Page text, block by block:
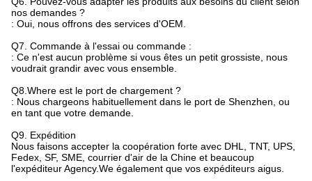
nos demandes ?
: Oui, nous offrons des services d'OEM.
Q7. Commande à l'essai ou commande :
: Ce n'est aucun problème si vous êtes un petit grossiste, nous
voudrait grandir avec vous ensemble.
Q8.Where est le port de chargement ?
: Nous chargeons habituellement dans le port de Shenzhen, ou
en tant que votre demande.
Q9. Expédition
Nous faisons accepter la coopération forte avec DHL, TNT, UPS,
Fedex, SF, SME, courrier d'air de la Chine et beaucoup
l'expéditeur Agency.We également que vos expéditeurs aigus.